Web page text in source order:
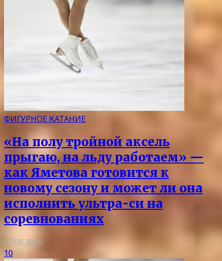
ФИГУРНОЕ КАТАНИЕ
«На полу тройной аксель
прыгаю, на льду работаем» —
как Яметова готовится к
новому сезону и может ли она
исполнить ультра-си на
соревнованиях
07.08.2026
10